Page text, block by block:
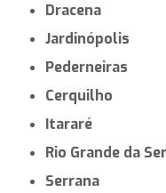
Dracena
Jardinópolis
Pederneiras
Cerquilho
Itararé
Rio Grande da
Serrana